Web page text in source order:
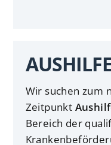
Wir suchen zum
Zeitpunkt
Bereich der